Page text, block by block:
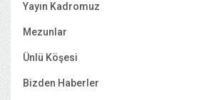
Yayın Kadromuz
Mezunlar
Ünlü Köşesi
Bizden Haberler